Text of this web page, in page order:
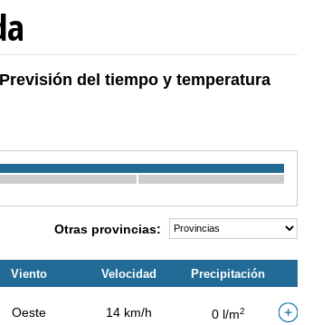
del tiempo y temperatura
Otras provincias:
Viento Velocidad Precipitación
Oeste 14 km/h 0 l/m2